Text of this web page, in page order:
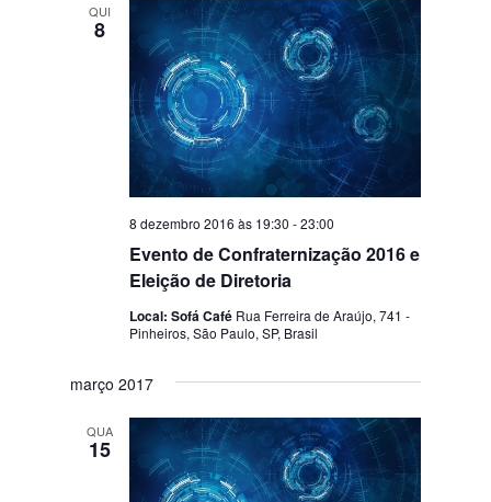
QUI
8
Evento de Confraternização 2016 e
Eleição de Diretoria
8 dezembro 2016 às 19:30 -23:00
Local: Sofá Café Rua Ferreira de Araújo, 741 -
Pinheiros, São Paulo, SP, Brasil
março 2017
QUA
15